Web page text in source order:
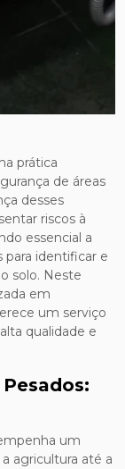
prática
de áreas
desses
riscos à
essencial a
para identificar e
solo. Neste
em
um serviço
qualidade e
um
agricultura até a